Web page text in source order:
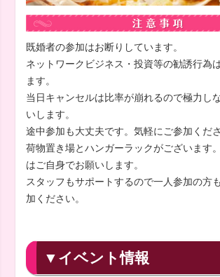
既婚者の参加はお断りしています。
ネットワークビジネス・投資等の勧誘行為
ます。
当日キャンセルは比率が崩れるので極力し
いします。
途中参加も大丈夫です。気軽にご参加くださ
荷物置き場とハンガーラックがございます
はご自身でお願いします。
スタッフもサポートするので一人参加の方
加ください。
▼イベント情報